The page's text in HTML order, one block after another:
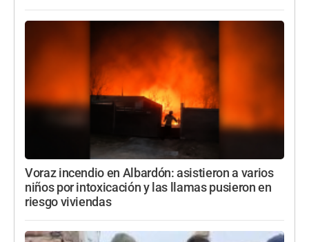
Voraz incendio en Albardón: asistieron a varios
niños por intoxicación y las llamas pusieron en
riesgo viviendas